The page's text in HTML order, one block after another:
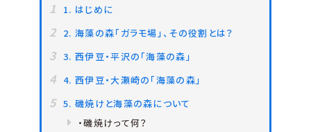
1. はじめに
2. 海藻の森「ガラモ場」、その役割とは？
3. 西伊豆・平沢の「海藻の森」
4. 西伊豆・大瀬崎の「海藻の森」
5. 磯焼けと海藻の森について
・磯焼けって何？